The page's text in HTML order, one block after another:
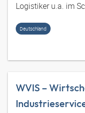
Logistiker u.a. im
Deutschland
WVIS –